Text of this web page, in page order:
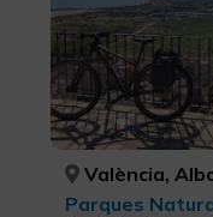
València, Alborache, Cullera, Alzira, Sueca, Buñol,